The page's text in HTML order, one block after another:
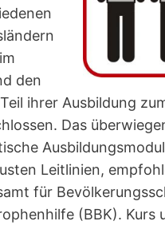
den
ihrer Ausbildung
Das
Leitlinien,
für
(BBK). Kurs